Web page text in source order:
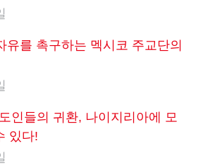
유를 촉구하는 멕시코 주교단의
인들의 귀환, 나이지리아에 모
있다!